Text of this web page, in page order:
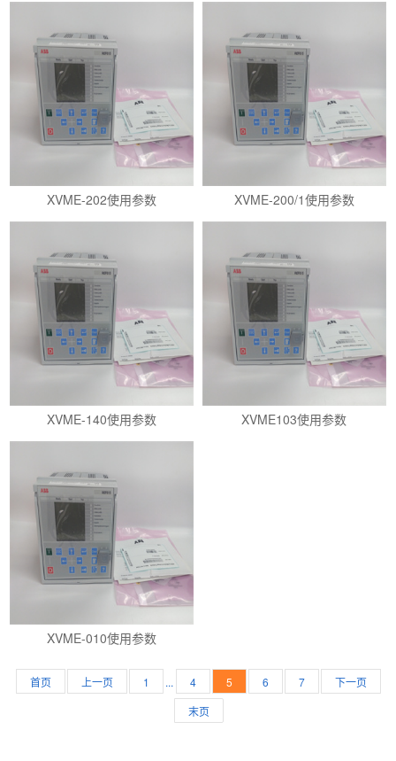
XVME-202使用参数 XVME-200/1使用参数
XVME-140使用参数 XVME103使用参数
XVME-010使用参数
首页 上一页 1 ... 4 5 6 7
下一页
末页